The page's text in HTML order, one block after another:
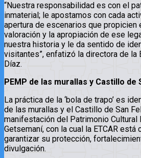
“Nuestra responsabilidad es con el
inmaterial; le apostamos con cada
apertura de escenarios que propicien
valoración y la apropiación de ese
nuestra historia y le da sentido de
visitantes”, enfatizó la directora de la
Díaz.
PEMP de las murallas y Castillo de
La práctica de la ‘bola de trapo’ es
de las murallas y el Castillo de San
manifestación del Patrimonio Cultural
Getsemaní, con la cual la ETCAR está
garantizar su protección,
divulgación.